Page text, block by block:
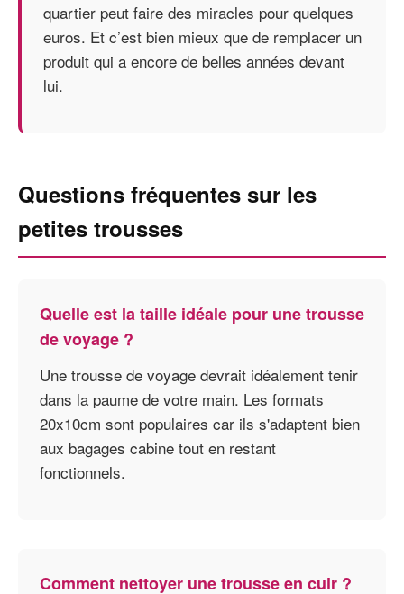
quartier peut faire des miracles pour quelques
euros. Et c’est bien mieux que de remplacer un
produit qui a encore de belles années devant
lui.
Questions fréquentes sur les
petites trousses
Quelle est la taille idéale pour une trousse
de voyage ?
Une trousse de voyage devrait idéalement tenir
dans la paume de votre main. Les formats
20x10cm sont populaires car ils s'adaptent bien
aux bagages cabine tout en restant
fonctionnels.
Comment nettoyer une trousse en cuir ?